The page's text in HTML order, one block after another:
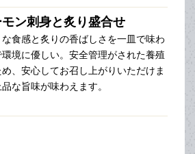
ン刺身と炙り盛合せ
食感と炙りの香ばしさを一皿で味わ
境に優しい。安全管理がされた養殖
、安心してお召し上がりいただけま
な旨味が味わえます。